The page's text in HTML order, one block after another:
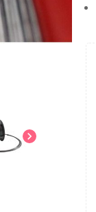
chevron_right